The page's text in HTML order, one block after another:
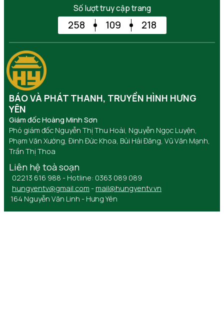
Số lượt truy cập trang
258 109 218
BÁO VÀ PHÁT THANH, TRUYỀN HÌNH HƯNG
YÊN
Giám đốc Hoàng Minh Sơn
Phó giám đốc Nguyễn Thị Thu Hoài, Nguyễn Ngọc Luyện,
Phạm Văn Xướng, Đinh Đức Khoa, Bùi Hải Đăng, Vũ Văn Mạnh,
Trần Thị Thoa
Liên hệ toà soạn
02213 616 988 - Hotline: 0363 089 089
hungyentv@gmail.com - mail@hungyentv.vn
164 Nguyễn Văn Linh - Hưng Yên